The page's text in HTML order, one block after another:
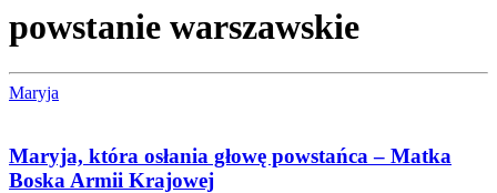
powstanie warszawskie
Maryja
Maryja, która osłania głowę powstańca – Matka
Boska Armii Krajowej